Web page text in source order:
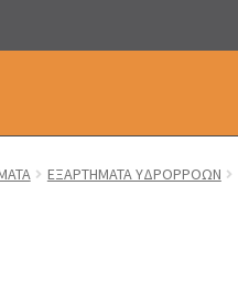
ΕΞΑΡΤΗΜΑΤΑ ΥΔΡΟΡΡΟΩΝ